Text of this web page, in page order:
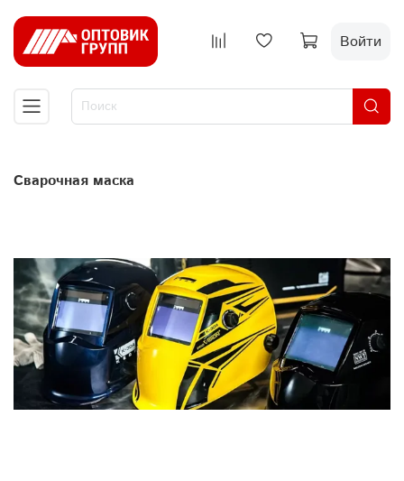
Войти
сварочная маска